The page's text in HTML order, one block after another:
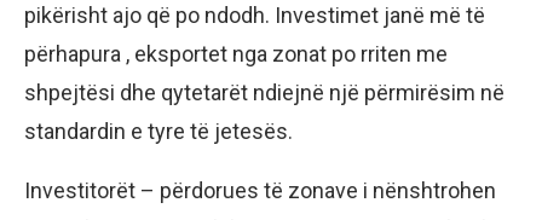
pikërisht ajo që po ndodh. Investimet janë më të
përhapura , eksportet nga zonat po rriten me
shpejtësi dhe qytetarët ndiejnë një përmirësim në
standardin e tyre të jetesës.
Investitorët – përdorues të zonave i nënshtrohen